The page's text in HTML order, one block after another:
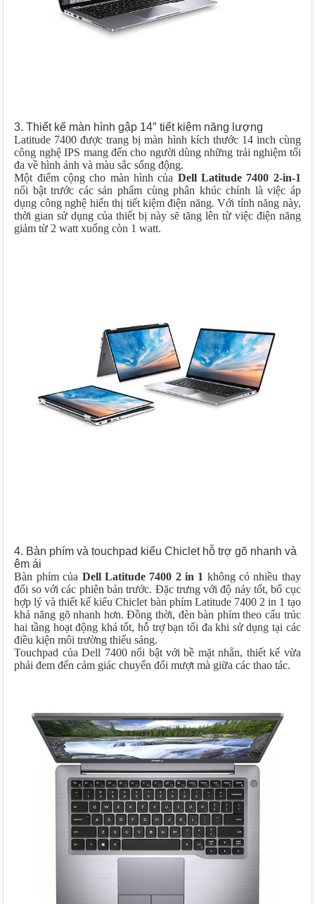
3. Thiết kế màn hình gập 14″ tiết kiệm năng lượng
Latitude 7400 được trang bị màn hình kích thước 14 inch cùng
công nghệ IPS mang đến cho người dùng những trải nghiệm tối
đa về hình ảnh và màu sắc sống động.
Một điểm cộng cho màn hình của Dell Latitude 7400 2-in-1
nổi bật trước các sản phẩm cùng phân khúc chính là việc áp
dụng công nghệ hiển thị tiết kiệm điện năng. Với tính năng này,
thời gian sử dụng của thiết bị này sẽ tăng lên từ việc điện năng
giảm từ 2 watt xuống còn 1 watt.
4. Bàn phím và touchpad kiểu Chiclet hỗ trợ gõ nhanh và
êm ái
Bàn phím của Dell Latitude 7400 2 in 1 không có nhiều thay
đổi so với các phiên bản trước. Đặc trưng với độ nảy tốt, bố cục
hợp lý và thiết kế kiểu Chiclet bàn phím Latitude 7400 2 in 1 tạo
khả năng gõ nhanh hơn. Đồng thời, đèn bàn phím theo cấu trúc
hai tầng hoạt động khá tốt, hỗ trợ bạn tối đa khi sử dụng tại các
điều kiện môi trường thiếu sáng.
Touchpad của Dell 7400 nổi bật với bề mặt nhẵn, thiết kế vừa
phải đem đến cảm giác chuyển đổi mượt mà giữa các thao tác.